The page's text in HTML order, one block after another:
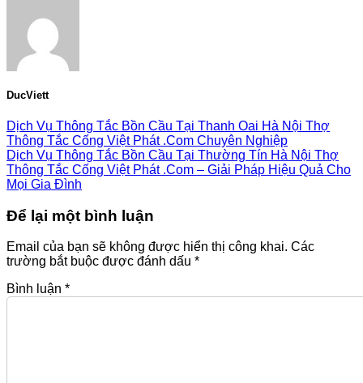
DucViett
Dịch Vụ Thông Tắc Bồn Cầu Tại Thanh Oai Hà Nội Thợ
Thông Tắc Cống Việt Phát .Com Chuyên Nghiệp
Dịch Vụ Thông Tắc Bồn Cầu Tại Thường Tín Hà Nội Thợ
Thông Tắc Cống Việt Phát .Com – Giải Pháp Hiệu Quả Cho
Mọi Gia Đình
Để lại một bình luận
Email của bạn sẽ không được hiển thị công khai. Các
trường bắt buộc được đánh dấu *
Bình luận *